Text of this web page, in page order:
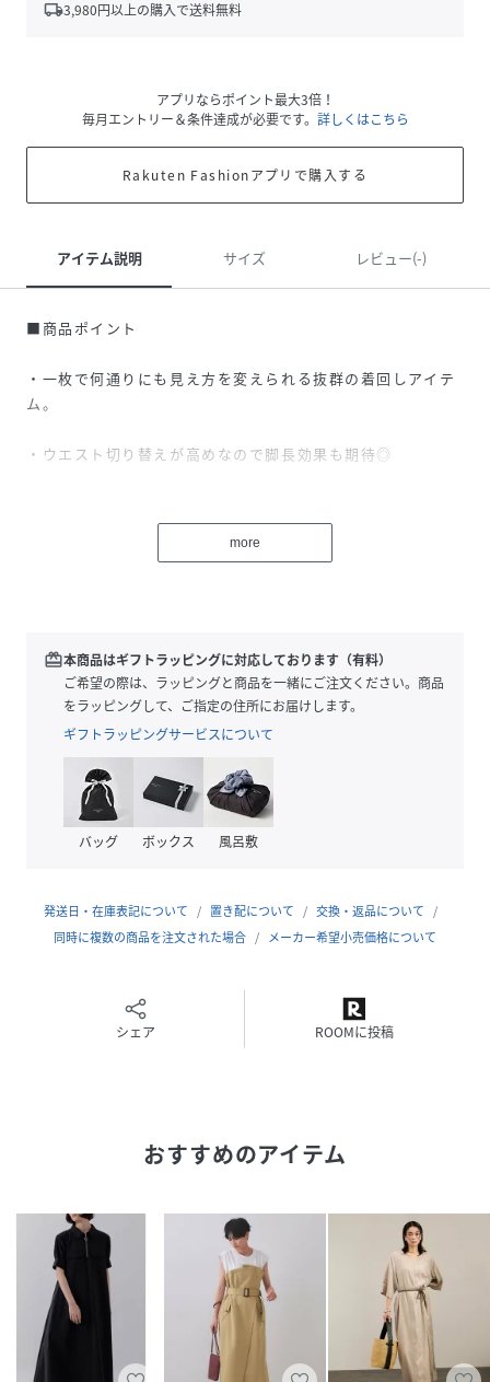
local_shipping3,980円以上の購入で送料無料
アプリならポイント最大3倍！
毎月エントリー＆条件達成が必要です。 詳しくはこちら
Rakuten Fashionアプリで購入する
アイテム説明 サイズ レビュー(-)
■商品ポイント
・一枚で何通りにも見え方を変えられる抜群の着回しアイテ
ム。
・ウエスト切り替えが高めなので脚長効果も期待◎
・ベルトは前でも後ろでもOK。
シンプルに一枚でスタイリングがキマります。
・ボタンを開ければ夏の羽織りとしても大活躍!
着用モデル（166cm）
原産国 中国
260201-10196-92-F MD5727
more
redeem本商品はギフトラッピングに対応しております（有料）
ご希望の際は、ラッピングと商品を一緒にご注文ください。商品
をラッピングして、ご指定の住所にお届けします。
ギフトラッピングサービスについて
バッグ ボックス 風呂敷
発送日・在庫表記について 置き配について
交換・返品について
同時に複数の商品を注文された場合
メーカー希望小売価格について
シェア ROOMに投稿
おすすめのアイテム